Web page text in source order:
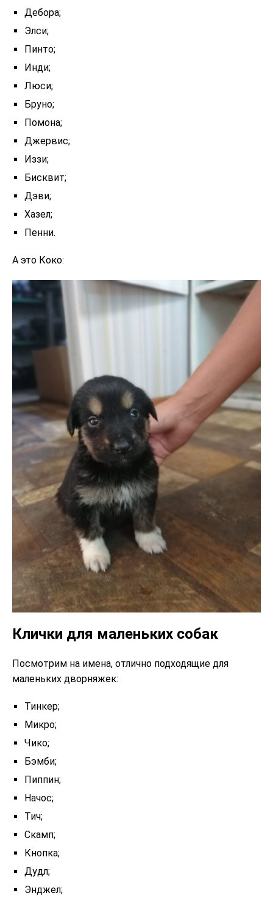
Дебора;
Элси;
Пинто;
Инди;
Люси;
Бруно;
Помона;
Джервис;
Иззи;
Бисквит;
Дэви;
Хазел;
Пенни.
А это Коко:
Клички для маленьких собак
Посмотрим на имена, отлично подходящие для
маленьких дворняжек:
Тинкер;
Микро;
Чико;
Бэмби;
Пиппин;
Начос;
Тич;
Скамп;
Кнопка;
Дудл;
Энджел;